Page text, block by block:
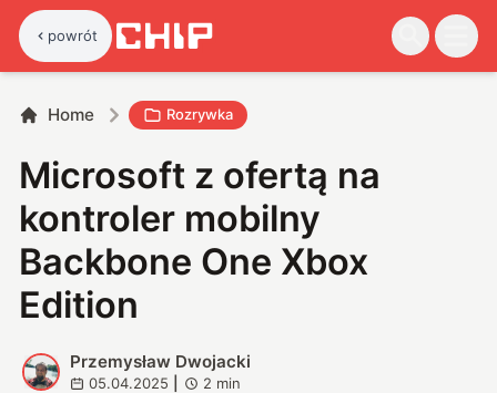
powrót
Home Rozrywka
Microsoft z ofertą na
kontroler mobilny
Backbone One Xbox
Edition
P
Przemysław Dwojacki
05.04.2025 2 min